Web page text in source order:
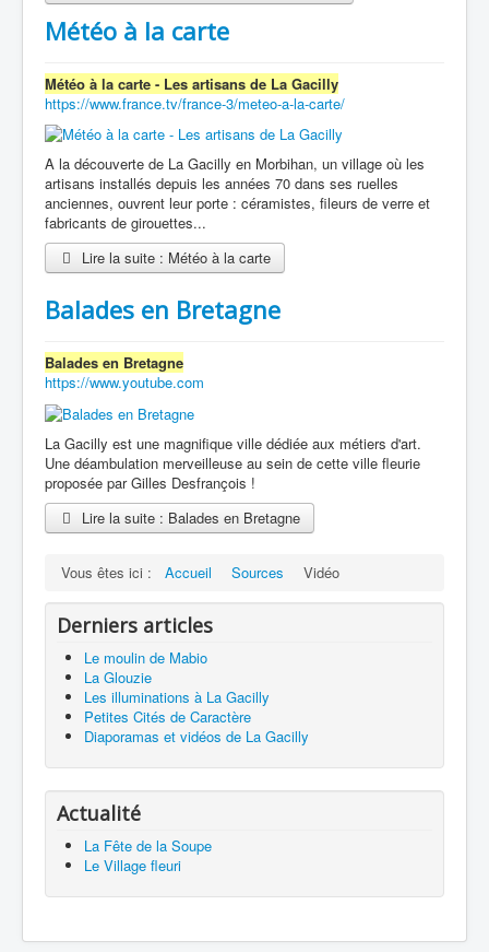
Météo à la carte
Météo à la carte - Les artisans de La Gacilly
https://www.france.tv/france-3/meteo-a-la-carte/
A la découverte de La Gacilly en Morbihan, un village où les
artisans installés depuis les années 70 dans ses ruelles
anciennes, ouvrent leur porte : céramistes, fileurs de verre et
fabricants de girouettes...
Lire la suite : Météo à la carte
Balades en Bretagne
Balades en Bretagne
https://www.youtube.com
La Gacilly est une magnifique ville dédiée aux métiers d'art.
Une déambulation merveilleuse au sein de cette ville fleurie
proposée par Gilles Desfrançois !
Lire la suite : Balades en Bretagne
Vous êtes ici : Accueil Sources Vidéo
Derniers articles
Le moulin de Mabio
La Glouzie
Les illuminations à La Gacilly
Petites Cités de Caractère
Diaporamas et vidéos de La Gacilly
Actualité
La Fête de la Soupe
Le Village fleuri